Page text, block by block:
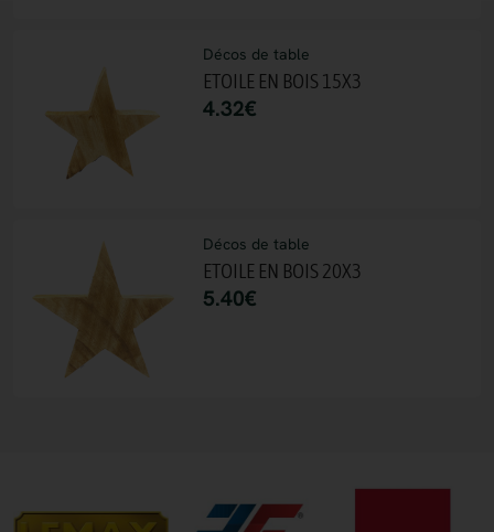
Décos de table
ETOILE EN BOIS 15X3
4.32€
Décos de table
ETOILE EN BOIS 20X3
5.40€